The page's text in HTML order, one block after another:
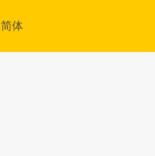
简体